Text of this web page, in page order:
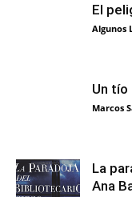
El
Algunos
Un tío
Marcos
La
Ana